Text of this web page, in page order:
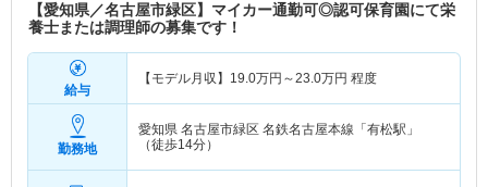
【愛知県／名古屋市緑区】マイカー通勤可◎認可保育園にて栄
養士または調理師の募集です！
給与
【モデル月収】 19.0万円～23.0万円 程度
勤務地
愛知県 名古屋市緑区 名鉄名古屋本線「有松駅」
（徒歩14分）